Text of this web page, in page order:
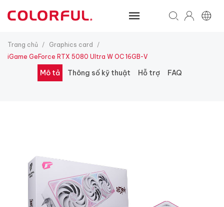
Trang chủ / Graphics card /
iGame GeForce RTX 5080 Ultra W OC 16GB-V
Mô tả Thông số kỹ thuật Hỗ trợ FAQ